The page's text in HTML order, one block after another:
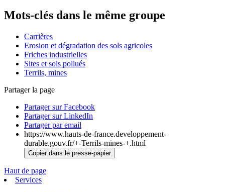
Mots-clés dans le même groupe
Carrières
Erosion et dégradation des sols agricoles
Friches industrielles
Sites et sols pollués
Terrils, mines
Partager la page
Partager sur Facebook
Partager sur LinkedIn
Partager par email
https://www.hauts-de-france.developpement-
durable.gouv.fr/+-Terrils-mines-+.html
Copier dans le presse-papier
Haut de page
Services